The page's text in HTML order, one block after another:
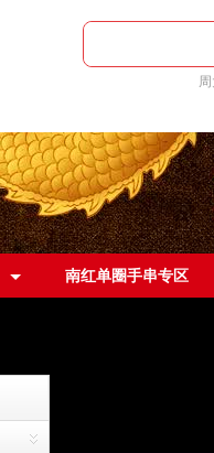
南红单圈手串专区